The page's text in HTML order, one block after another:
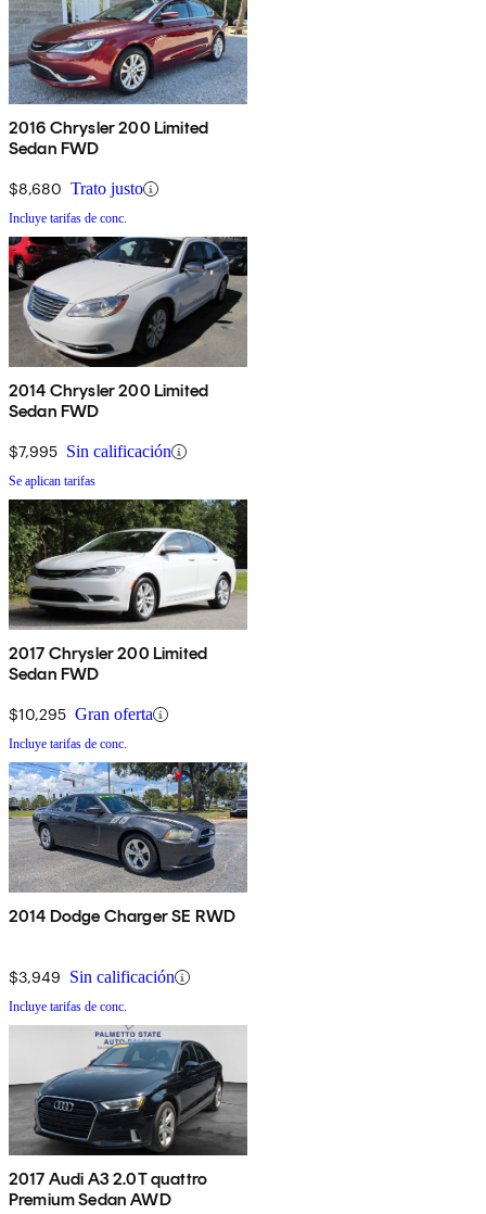
2016 Chrysler 200 Limited
Sedan FWD
$8,680 Trato justo
Incluye tarifas de conc.
2014 Chrysler 200 Limited
Sedan FWD
$7,995 Sin calificación
Se aplican tarifas
2017 Chrysler 200 Limited
Sedan FWD
$10,295 Gran oferta
Incluye tarifas de conc.
2014 Dodge Charger SE RWD
$3,949 Sin calificación
Incluye tarifas de conc.
2017 Audi A3 2.0T quattro
Premium Sedan AWD